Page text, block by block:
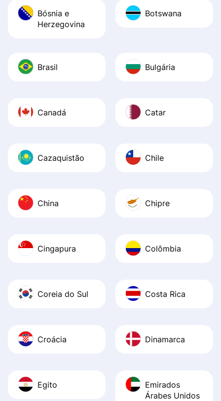
Bósnia e
Herzegovina
Botswana
Brasil Bulgária
Canadá Catar
Cazaquistão Chile
China Chipre
Cingapura Colômbia
Coreia do Sul Costa Rica
Croácia Dinamarca
Egito
Emirados
Árabes Unidos